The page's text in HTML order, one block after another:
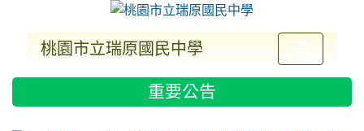
桃園市立瑞原國民中學
重要公告